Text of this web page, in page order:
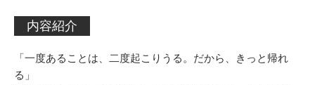
内容紹介
「一度あることは、二度起こりうる。だから、きっと帰れ
る」